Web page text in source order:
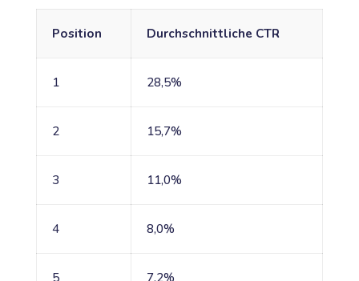
Position Durchschnittliche CTR
1 28,5%
2 15,7%
3 11,0%
4 8,0%